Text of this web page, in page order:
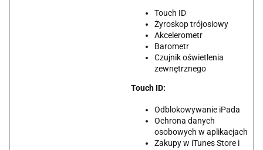
Touch ID
Żyroskop trójosiowy
Akcelerometr
Barometr
Czujnik oświetlenia
zewnętrznego
Touch ID:
Odblokowywanie iPada
Ochrona danych
osobowych w aplikacjach
Zakupy w iTunes Store i